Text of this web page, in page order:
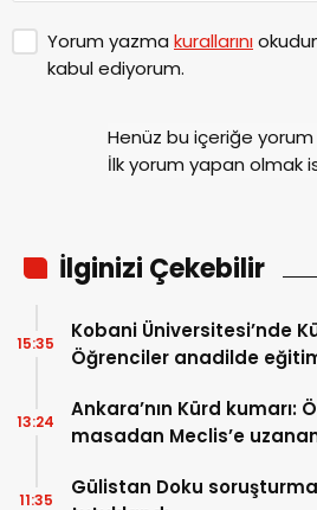
Yorum yazma kurallarını
kabul ediyorum.
Henüz bu içeriğe yorum
İlk yorum yapan olmak
İlginizi Çekebilir
Kobani Üniversitesi’nde
Öğrenciler anadilde
15:35
Ankara’nın Kürd kumarı:
masadan Meclis’e
13:24
Gülistan Doku
11:35